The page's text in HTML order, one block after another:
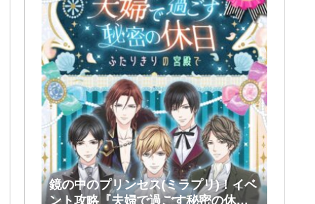
鏡の中のプリンセス(ミラプリ)！イベ
ント攻略『夫婦で過ごす秘密の休